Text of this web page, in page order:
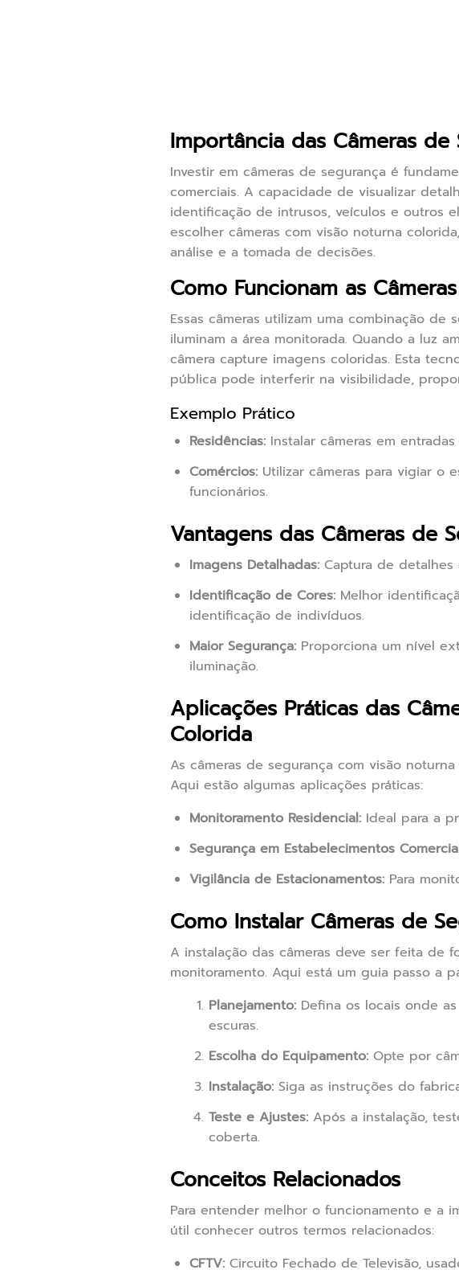
Importância das Câmeras
Investir em câmeras de segurança é
comerciais. A capacidade de visualizar
identificação de intrusos, veículos e outros
escolher câmeras com visão noturna
análise e a tomada de decisões.
Como Funcionam as
Essas câmeras utilizam uma combinação
iluminam a área monitorada. Quando a luz
câmera capture imagens coloridas. Esta
pública pode interferir na visibilidade,
Exemplo Prático
Residências: Instalar câmeras em
Comércios: Utilizar câmeras para vigiar o
funcionários.
Vantagens das Câmeras de
Imagens Detalhadas: Captura de
Identificação de Cores: Melhor
identificação de indivíduos.
Maior Segurança: Proporciona um nível
iluminação.
Aplicações Práticas das
Colorida
As câmeras de segurança com visão
Aqui estão algumas aplicações práticas:
Monitoramento Residencial: Ideal para a
Segurança em Estabelecimentos
Vigilância de Estacionamentos: Para
Como Instalar Câmeras de
A instalação das câmeras deve ser feita de
monitoramento. Aqui está um guia passo a
Planejamento: Defina os locais onde
escuras.
Escolha do Equipamento: Opte por
Instalação: Siga as instruções do
Teste e Ajustes: Após a instalação,
coberta.
Conceitos Relacionados
Para entender melhor o funcionamento e a
útil conhecer outros termos relacionados:
CFTV: Circuito Fechado de Televisão,